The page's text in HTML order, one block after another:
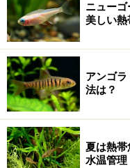
ニュー
美しい熱
アンゴ
法は？
夏は熱帯
水温管理